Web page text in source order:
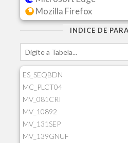
Mozilla Firefox
INDICE DE
ES_SEQBDN
MC_PLCT04
MV_081CRI
MV_10892
MV_131SEP
MV_139GNUF